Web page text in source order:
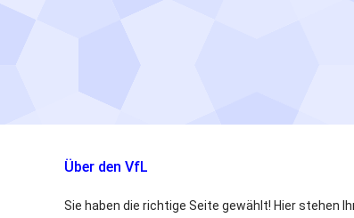
Über den VfL
Sie haben die richtige Seite gewählt! Hier stehen